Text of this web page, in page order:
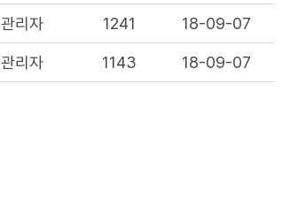
관리자 1241 18-09-07
관리자 1143 18-09-07